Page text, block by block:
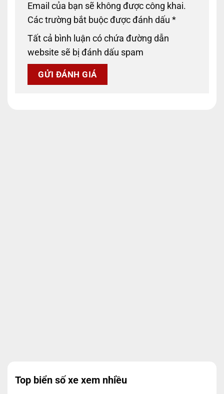
Email của bạn sẽ không được công khai.
Các trường bắt buộc được đánh dấu *
Tất cả bình luận có chứa đường dẫn
website sẽ bị đánh dấu spam
Top biển số xe xem nhiều